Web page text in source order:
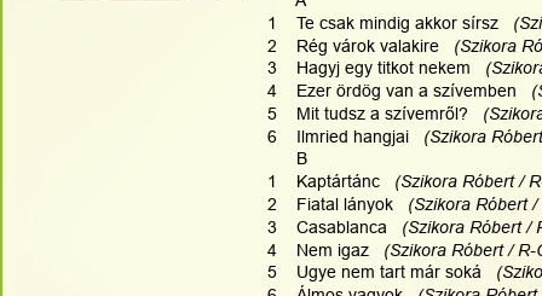
1    Te csak mindig akkor sírsz
2    Rég várok valakire
(Szikora
3    Hagyj egy titkot nekem
4    Ezer ördög van a szívemben
5    Mit tudsz a szívemről?
6    Ilmried hangjai
(Szikora
      B
1    Kaptártánc
(Szikora Róbert /
2    Fiatal lányok
(Szikora Róbert
3    Casablanca
(Szikora Róbert /
4    Nem igaz
(Szikora Róbert /
5    Ugye nem tart már soká